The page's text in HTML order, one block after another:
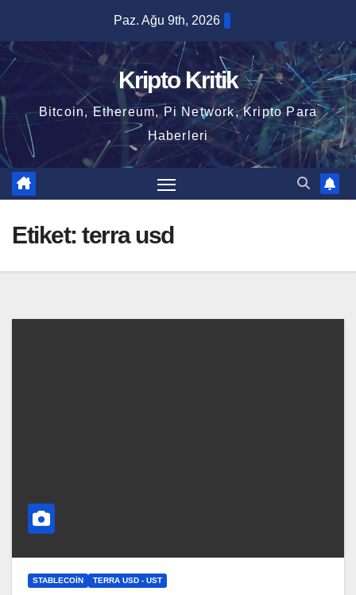
content
Paz. Ağu 9th, 2026
Kripto Kritik
Bitcoin, Ethereum, Pi Network, Kripto Para
Haberleri
Etiket: terra usd
STABLECOIN TERRA USD - UST